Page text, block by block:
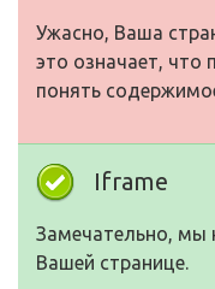
Ужасно, Ваша
это означает, что
понять
Iframe
Замечательно, мы
Вашей странице.